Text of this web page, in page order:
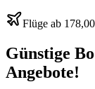
Flüge ab
Günstige
Angebote!